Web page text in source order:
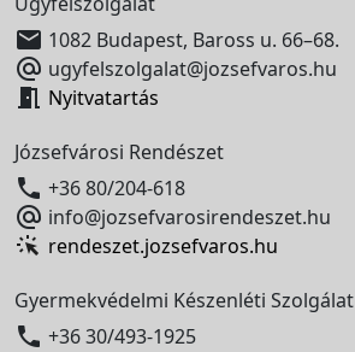
 1082 Budapest, Baross u. 66–68.
 ugyfelszolgalat@jozsefvaros.hu
 Nyitvatartás
Józsefvárosi Rendészet
 +36 80/204-618
 info@jozsefvarosirendeszet.hu
rendeszet.jozsefvaros.hu
Gyermekvédelmi Készenléti Szolgálat
 +36 30/493-1925